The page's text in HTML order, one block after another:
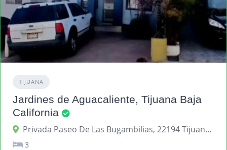
TIJUANA
Jardines de Aguacaliente, Tijuana Baja
California
Privada Paseo De Las Bugambilias, 22194 Tijuana, Baja California, México
3